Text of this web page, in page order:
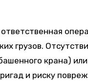
грузов.
крана)
и риску